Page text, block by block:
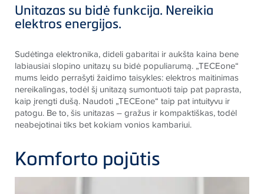
Unitazas su bidė funkcija. Nereikia
elektros energijos.
Sudėtinga elektronika, dideli gabaritai ir aukšta kaina bene
labiausiai slopino unitazų su bidė populiarumą. „TECEone“
mums leido perrašyti žaidimo taisykles: elektros maitinimas
nereikalingas, todėl šį unitazą sumontuoti taip pat paprasta,
kaip įrengti dušą. Naudoti „TECEone“ taip pat intuityvu ir
patogu. Be to, šis unitazas – gražus ir kompaktiškas, todėl
neabejotinai tiks bet kokiam vonios kambariui.
Komforto pojūtis